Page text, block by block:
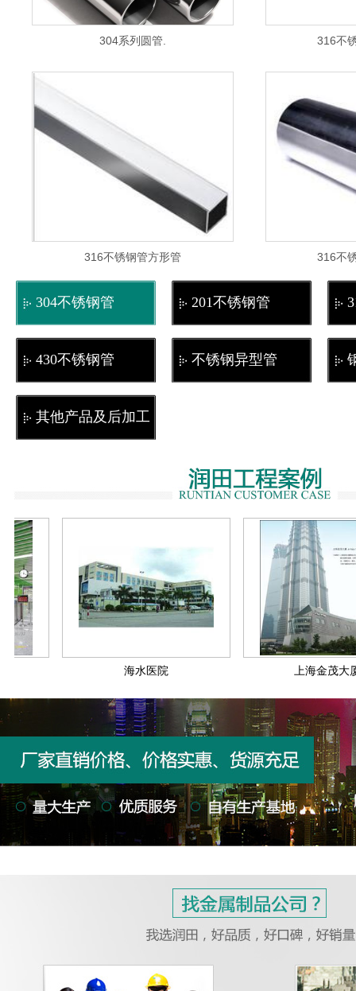
304系列圆管. 316不
316不锈钢管方形管 316不
304不锈钢管 201不锈钢管
430不锈钢管 不锈钢异型管
其他产品及后加工
海水医院 上海金茂大厦